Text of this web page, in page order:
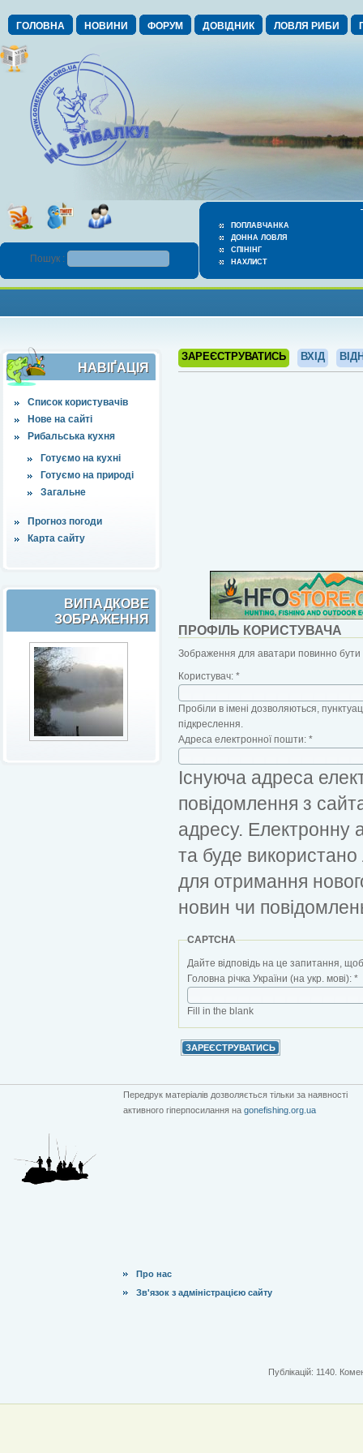
ГОЛОВНА НОВИНИ ФОРУМ ДОВІДНИК ЛОВЛЯ РИБИ
ПОПЛАВЧАНКА
ДОННА ЛОВЛЯ
СПІНІНГ
НАХЛИСТ
Пошук :
НАВІҐАЦІЯ
Список користувачів
Нове на сайті
Рибальська кухня
Готуємо на кухні
Готуємо на природі
Загальне
Прогноз погоди
Карта сайту
ВИПАДКОВЕ
ЗОБРАЖЕННЯ
ЗАРЕЄСТРУВАТИСЬ ВХІД
ПРОФІЛЬ КОРИСТУВАЧА
Зображення для аватари повинно бути
Користувач: *
Пробіли в імені дозволяються,
підкреслення.
Адреса електронної пошти: *
Існуюча адреса
повідомлення з
адресу. Електронну
та буде
для отримання
новин чи
CAPTCHA
Дайте відповідь на це запитання,
Головна річка України (на укр. мові): *
Fill in the blank
Передрук матеріалів дозволяється тільки за наявності
активного гіперпосилання на gonefishing.org.ua
Про нас
Зв'язок з адміністрацією сайту
Публікацій: 1140.